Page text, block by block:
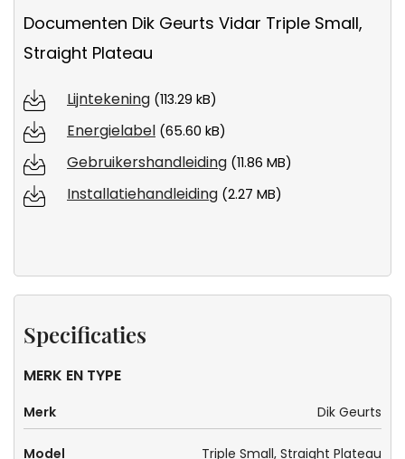
Documenten Dik Geurts Vidar Triple Small,
Straight Plateau
Lijntekening (113.29 kB)
Energielabel (65.60 kB)
Gebruikershandleiding (11.86 MB)
Installatiehandleiding (2.27 MB)
Specificaties
MERK EN TYPE
Merk Dik Geurts
Model Triple Small, Straight Plateau